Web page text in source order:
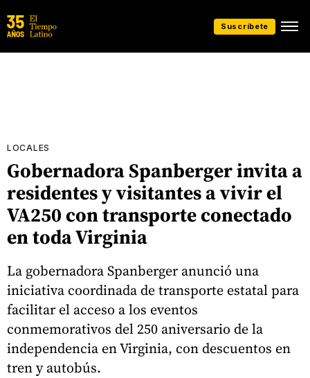
Suscríbete
LOCALES
Gobernadora Spanberger invita a
residentes y visitantes a vivir el
VA250 con transporte conectado
en toda Virginia
La gobernadora Spanberger anunció una
iniciativa coordinada de transporte estatal para
facilitar el acceso a los eventos
conmemorativos del 250 aniversario de la
independencia en Virginia, con descuentos en
tren y autobús.